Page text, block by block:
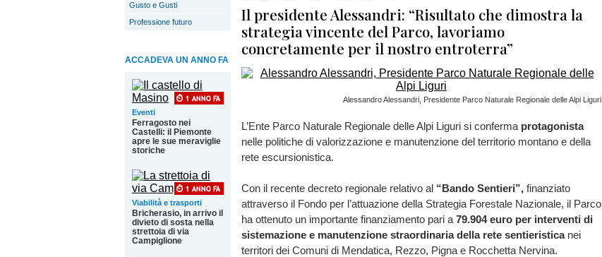
Gusto e Gusti
Professione futuro
ACCADEVA UN ANNO FA
Eventi
Ferragosto nei
Castelli: il Piemonte
apre le sue meraviglie
storiche
Viabilità e trasporti
Bricherasio, in arrivo il
divieto di sosta nella
strettoia di via
Campiglione
Il presidente Alessandri: “Risultato che dimostra la
strategia vincente del Parco, lavoriamo
concretamente per il nostro entroterra”
Alessandro Alessandri, Presidente Parco Naturale Regionale delle Alpi Liguri
L’Ente Parco Naturale Regionale delle Alpi Liguri si conferma protagonista
nelle politiche di valorizzazione e manutenzione del territorio montano e della
rete escursionistica.
Con il recente decreto regionale relativo al “Bando Sentieri”, finanziato
attraverso il Fondo per l’attuazione della Strategia Forestale Nazionale, il Parco
ha ottenuto un importante finanziamento pari a 79.904 euro per interventi di
sistemazione e manutenzione straordinaria della rete sentieristicanei
territori dei Comuni di Mendatica, Rezzo, Pigna e Rocchetta Nervina.